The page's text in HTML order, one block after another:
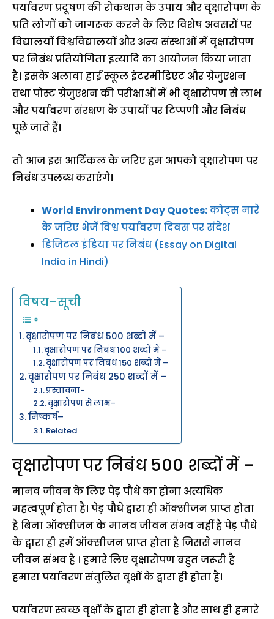
पर्यावरण प्रदूषण की रोकथाम के उपाय और वृक्षारोपण के
प्रति लोगों को जागरूक करने के लिए विशेष अवसरों पर
विद्यालयों विश्वविद्यालयों और अन्य संस्थाओं में वृक्षारोपण
पर निबंध प्रतियोगिता इत्यादि का आयोजन किया जाता
है। इसके अलावा हाई स्कूल इंटरमीडिएट और ग्रेजुएशन
तथा पोस्ट ग्रेजुएशन की परीक्षाओं में भी वृक्षारोपण से लाभ
और पर्यावरण संरक्षण के उपायों पर टिप्पणी और निबंध
पूछे जाते हैं।
तो आज इस आर्टिकल के जरिए हम आपको वृक्षारोपण पर
निबंध उपलब्ध कराएंगे।
World Environment Day Quotes:कोट्स नारे
के जरिए भेजें विश्व पर्यावरण दिवस पर संदेश
डिजिटल इंडिया पर निबंध (Essay on Digital
India in Hindi)
विषय–सूची
वृक्षारोपण पर निबंध 500 शब्दों में –
वृक्षारोपण पर निबंध 100 शब्दों में –
वृक्षारोपण पर निबंध 150 शब्दों में –
वृक्षारोपण पर निबंध 250 शब्दों में –
प्रस्तावना-
वृक्षारोपण से लाभ–
निष्कर्ष–
Related
वृक्षारोपण पर निबंध 500 शब्दों में –
मानव जीवन के लिए पेड़ पौधे का होना अत्यधिक
महत्वपूर्ण होता है। पेड़ पौधे द्वारा ही ऑक्सीजन प्राप्त होता
है बिना ऑक्सीजन के मानव जीवन संभव नहीं है पेड़ पौधे
के द्वारा ही हमें ऑक्सीजन प्राप्त होता है जिससे मानव
जीवन संभव है । हमारे लिए वृक्षारोपण बहुत जरूरी है
हमारा पर्यावरण संतुलित वृक्षों के द्वारा ही होता है।
पर्यावरण स्वच्छ वृक्षों के द्वारा ही होता है और साथ ही हमारे